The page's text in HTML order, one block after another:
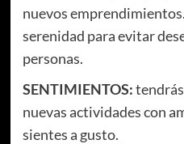
nuevos
serenidad para evitar
personas.
SENTIMIENTOS:
nuevas actividades con
sientes a gusto.